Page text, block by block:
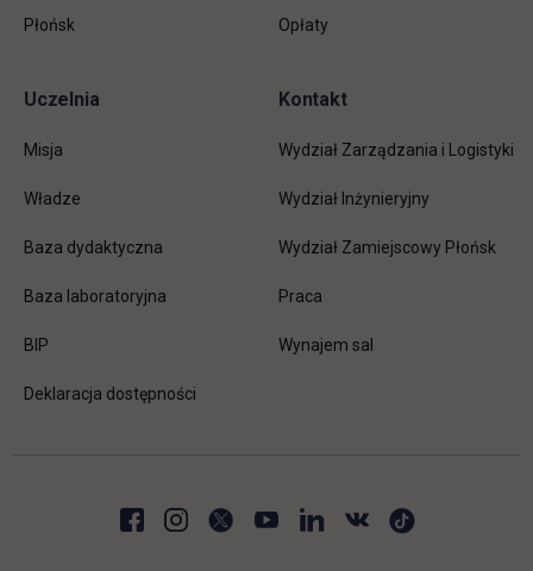
Płońsk Opłaty
Uczelnia
Misja
Władze
Baza dydaktyczna
Baza laboratoryjna
BIP
Deklaracja dostępności
Kontakt
Wydział Zarządzania i Logistyki
Wydział Inżynieryjny
Wydział Zamiejscowy Płońsk
Praca
Wynajem sal